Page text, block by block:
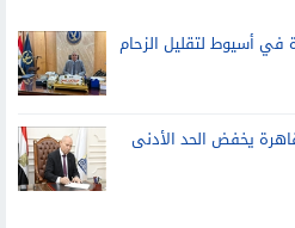
في أسيوط لتقليل الزحام
القاهرة يخفض الحد الأدنى